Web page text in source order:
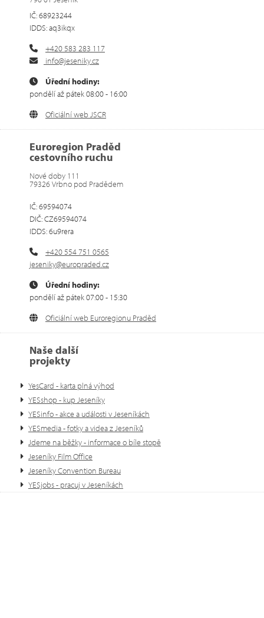
IČ: 68923244
IDDS: aq3ikqx
+420 583 283 117
info@jeseniky.cz
Úřední hodiny:
pondělí až pátek 08:00 - 16:00
Oficiální web JSCR
Euroregion Praděd
cestovního ruchu
Nové doby 111
79326 Vrbno pod Pradědem
IČ: 69594074
DIČ: CZ69594074
IDDS: 6u9rera
+420 554 751 0565
jeseniky@europraded.cz
Úřední hodiny:
pondělí až pátek 07:00 - 15:30
Oficiální web Euroregionu Praděd
Naše další
projekty
YesCard - karta plná výhod
YESshop - kup Jeseníky
YESinfo - akce a události v Jeseníkách
YESmedia - fotky a videa z Jeseníků
Jdeme na běžky - informace o bíle stopě
Jeseníky Film Office
Jeseníky Convention Bureau
YESjobs - pracuj v Jeseníkách